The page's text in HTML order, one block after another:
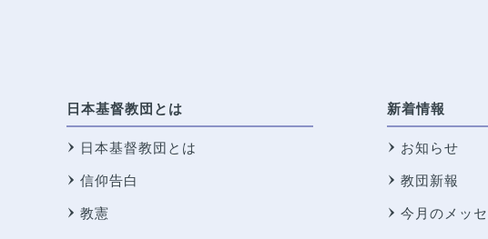
日本基督教団とは
日本基督教団とは
信仰告白
教憲
新着情報
お知らせ
教団新報
今月のメッ